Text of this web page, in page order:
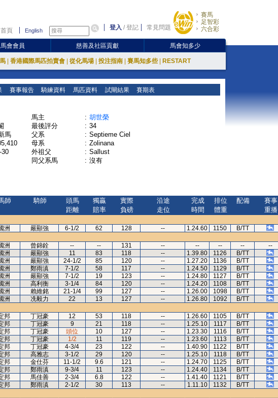
首頁 English 登入 /登記 常見問題
賽馬
足智彩
六合彩
馬會會員 慈善及社區貢獻 馬會知多少
香港國際馬匹拍賣會 從化馬場 投注指南 賽馬知多些 RESTART
賽事報告 騎練資料 馬匹資料 試閘結果 賽期表
馬
30
馬主 : 胡世榮
最後評分
: 34
父系
: Septieme Ciel
母系
: Zolinana
外祖父
: Sallust
同父系馬
: 沒有
師 騎師
頭馬
距離
獨贏
賠率
實際
負磅
沿途
走位
完成
時間
排位
體重
配備
賽事
重播
洲 嚴顯強 6-1/2 62 128 -- 1.24.60 1150
B/TT
洲 曾錦銓 -- -- 131 -- -- -- --
--
洲 嚴顯強 11 83 118 -- 1.39.80 1126
B/TT
洲 嚴顯強 24-1/2 85 120 -- 1.27.20 1136
B/TT
洲 鄭雨滇 7-1/2 58 117 -- 1.24.50 1129
B/TT
洲 嚴顯強 7-1/2 19 123 -- 1.24.80 1127
B/TT
洲 高利衡 3-1/4 84 120 -- 1.24.20 1108
B/TT
洲 賴維銘 21-1/4 99 127 -- 1.26.00 1098
B/TT
洲 冼毅力 22 13 127 -- 1.26.80 1092
B/TT
邦 丁冠豪 12 53 118 -- 1.26.60 1105
B/TT
邦 丁冠豪 9 21 118 -- 1.25.10 1117
B/TT
邦 丁冠豪 頭位 10 127 -- 1.23.30 1116
B/TT
邦 丁冠豪 1/2 11 119 -- 1.23.60 1113
B/TT
邦 丁冠豪 4-3/4 23 122 -- 1.40.90 1122
B/TT
邦 高雅志 3-1/2 29 120 -- 1.25.10 1118
B/TT
邦 金仕芬 11-1/2 9.6 121 -- 1.24.70 1125
B/TT
邦 鄭雨滇 9-3/4 11 123 -- 1.24.40 1134
B/TT
邦 馬佳善 2-3/4 6.8 122 -- 1.41.40 1121
B/TT
邦 鄭雨滇 2-1/2 30 113 -- 1.11.10 1132
B/TT